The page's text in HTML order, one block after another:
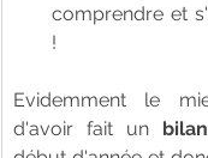
comprendre et
!
Evidemment le
d'avoir fait un